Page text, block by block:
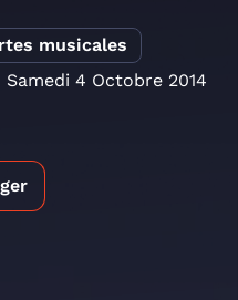
musicales
Samedi 4 Octobre 2014